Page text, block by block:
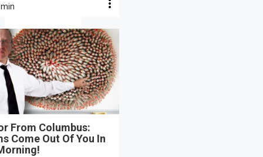
From Columbus:
Come Out Of You In